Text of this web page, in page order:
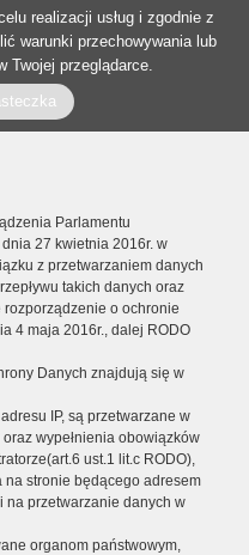
realizacji usług i zgodnie z
warunki przechowywania lub
Twojej przeglądarce.
Parlamentu
27 kwietnia 2016r. w
z przetwarzaniem danych
takich danych oraz
o ochronie
4 maja 2016r., dalej RODO
Danych znajdują się w
IP, są przetwarzane w
wypełnienia obowiązków
ust.1 lit.c RODO),
na stronie będącego adresem
na przetwarzanie danych w
organom państwowym,